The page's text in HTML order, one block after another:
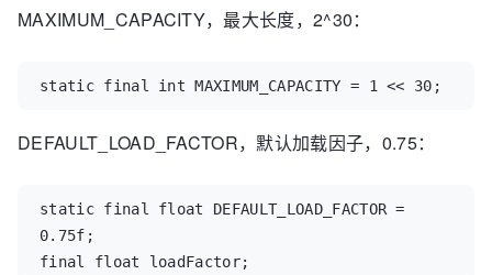
MAXIMUM_CAPACITY，最大长度，2^30：
static final int MAXIMUM_CAPACITY = 1 << 30;
DEFAULT_LOAD_FACTOR，默认加载因子，0.75：
static final float DEFAULT_LOAD_FACTOR =
0.75f;
final float loadFactor;